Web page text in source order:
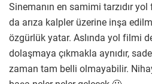
Sinemanın en samimi tarzıdır
da arıza kalpler üzerine inşa
özgürlük yatar. Aslında yol filmi
dolaşmaya çıkmakla aynıdır,
zaman tam belli olmayabilir.